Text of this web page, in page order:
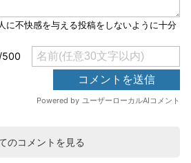
のコメントを見る